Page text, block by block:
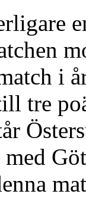
i
tre